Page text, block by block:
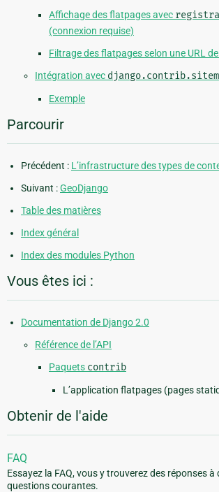
Affichage des flatpages avec
(connexion requise)
Filtrage des flatpages selon une URL
Intégration avec
Exemple
Parcourir
Précédent : L’infrastructure des types de
Suivant :GeoDjango
Table des matières
Index général
Index des modules Python
Vous êtes ici :
Documentation de Django 2.0
Référence de l’API
Paquets contrib
L’application flatpages (pages
Obtenir de l'aide
FAQ
Essayez la FAQ, vous y trouverez des réponses
questions courantes.